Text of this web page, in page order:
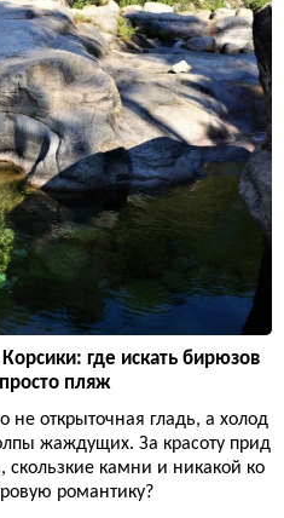
где искать бирюзов
пляж
не открыточная гладь, а холод
жаждущих. За красоту прид
скользкие камни и никакой ко
романтику?